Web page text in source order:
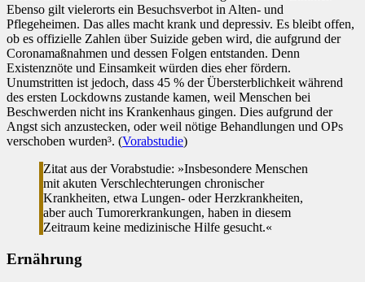
Ebenso gilt vielerorts ein Besuchsverbot in Alten- und
Pflegeheimen. Das alles macht krank und depressiv. Es bleibt offen,
ob es offizielle Zahlen über Suizide geben wird, die aufgrund der
Coronamaßnahmen und dessen Folgen entstanden. Denn
Existenznöte und Einsamkeit würden dies eher fördern.
Unumstritten ist jedoch, dass 45 % der Übersterblichkeit während
des ersten Lockdowns zustande kamen, weil Menschen bei
Beschwerden nicht ins Krankenhaus gingen. Dies aufgrund der
Angst sich anzustecken, oder weil nötige Behandlungen und OPs
verschoben wurden³. (Vorabstudie)
Zitat aus der Vorabstudie: »Insbesondere Menschen
mit akuten Verschlechterungen chronischer
Krankheiten, etwa Lungen- oder Herzkrankheiten,
aber auch Tumorerkrankungen, haben in diesem
Zeitraum keine medizinische Hilfe gesucht.«
Ernährung